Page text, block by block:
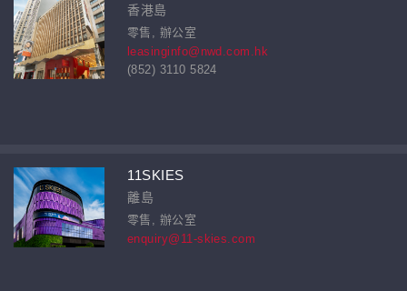
香港島
零售, 辦公室
leasinginfo@nwd.com.hk
(852) 3110 5824
11SKIES
離島
零售, 辦公室
enquiry@11-skies.com